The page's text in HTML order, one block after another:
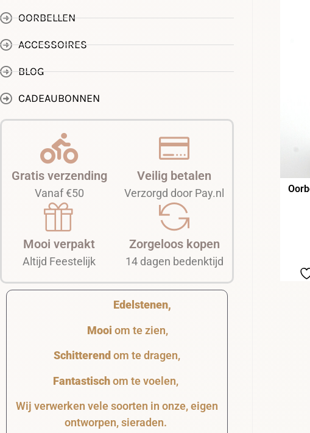
OORBELLEN
ACCESSOIRES
BLOG
CADEAUBONNEN
Gratis verzending
Vanaf €50
Mooi verpakt
Altijd Feestelijk
Veilig betalen
Verzorgd door Pay.nl
Zorgeloos kopen
14 dagen bedenktijd
Edelstenen,
Mooi om te zien,
Schitterend om te dragen,
Fantastischom te voelen,
Wij verwerken vele soorten in onze, eigen
ontworpen, sieraden.